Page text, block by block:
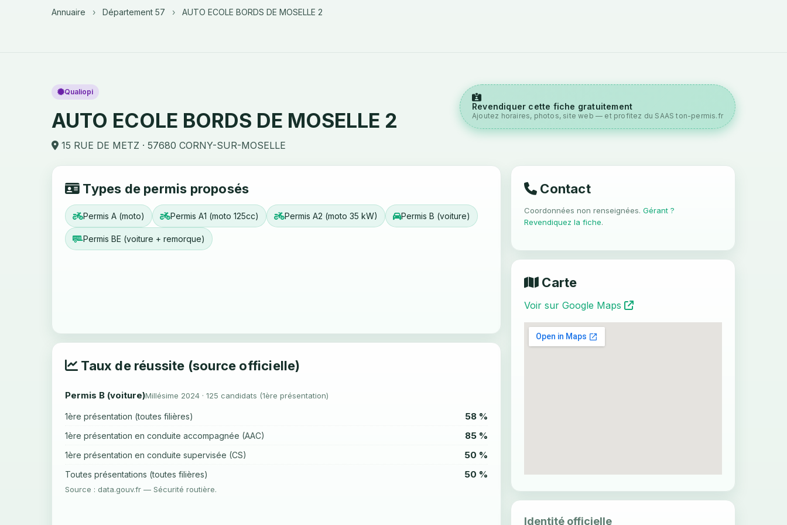
Annuaire › Département 57 › AUTO ECOLE BORDS DE MOSELLE 2
Qualiopi
AUTO ECOLE BORDS DE MOSELLE 2
15 RUE DE METZ · 57680 CORNY-SUR-MOSELLE
Revendiquer cette fiche gratuitement
Ajoutez horaires, photos, site web — et profitez du SAAS ton-permis.fr
Types de permis proposés
Permis A (moto) Permis A1 (moto 125cc) Permis A2 (moto 35 kW) Permis B (voiture)
Permis BE (voiture + remorque)
Taux de réussite (source officielle)
Permis B (voiture)Millésime 2024 · 125 candidats (1ère présentation)
1ère présentation (toutes filières) 58 %
1ère présentation en conduite accompagnée (AAC) 85 %
1ère présentation en conduite supervisée (CS) 50 %
Toutes présentations (toutes filières) 50 %
Source : data.gouv.fr — Sécurité routière.
Contact
Coordonnées non renseignées. Gérant ?
Revendiquez la fiche.
Carte
Voir sur Google Maps
Identité officielle